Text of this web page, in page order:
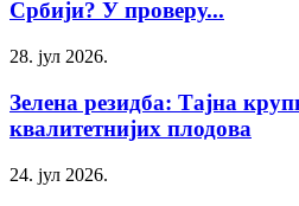
Србији? У проверу...
28. јул 2026.
Зелена резидба: Тајна
квалитетнијих плодова
24. јул 2026.